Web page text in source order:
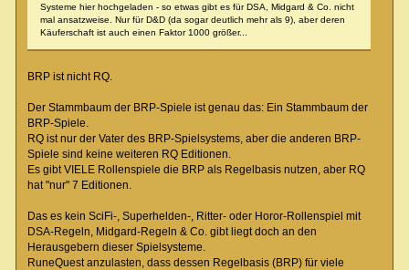
Systeme hier hochgeladen - so etwas gibt es für DSA, Midgard & Co. nicht
mal ansatzweise. Nur für D&D (da sogar deutlich mehr als 9), aber deren
Käuferschaft ist auch einen Faktor 1000 größer...
BRP ist nicht RQ.
Der Stammbaum der BRP-Spiele ist genau das: Ein Stammbaum der
BRP-Spiele.
RQ ist nur der Vater des BRP-Spielsystems, aber die anderen BRP-
Spiele sind keine weiteren RQ Editionen.
Es gibt VIELE Rollenspiele die BRP als Regelbasis nutzen, aber RQ
hat "nur" 7 Editionen.
Das es kein SciFi-, Superhelden-, Ritter- oder Horor-Rollenspiel mit
DSA-Regeln, Midgard-Regeln & Co. gibt liegt doch an den
Herausgebern dieser Spielsysteme.
RuneQuest anzulasten, dass dessen Regelbasis (BRP) für viele